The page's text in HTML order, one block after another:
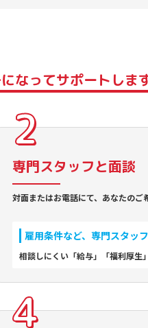
なってサポートしま
専門スタッフと面談
対面またはお電話にて、あなたのご
雇用条件など、専門スタッ
相談しにくい「給与」「福利厚生